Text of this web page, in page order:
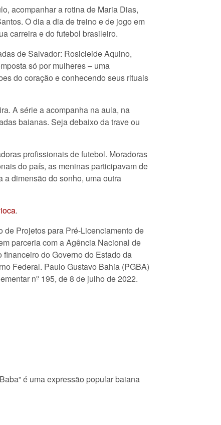
acompanhar a rotina de Maria Dias,
O dia a dia de treino e de jogo em
carreira e do futebol brasileiro.
de Salvador: Rosicleide Aquino,
só por mulheres – uma
do coração e conhecendo seus rituais
A série a acompanha na aula, na
baianas. Seja debaixo da trave ou
profissionais de futebol. Moradoras
do país, as meninas participavam de
a dimensão do sonho, uma outra
.
de Projetos para Pré-Licenciamento de
parceria com a Agência Nacional de
do Governo do Estado da
Federal. Paulo Gustavo Bahia (PGBA)
nº 195, de 8 de julho de 2022.
é uma expressão popular baiana